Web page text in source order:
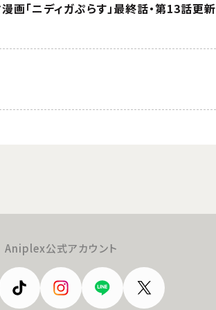
「ニディガぷらす」最終話・第13話更新
Aniplex公式アカウント